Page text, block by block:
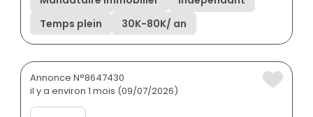
Temps plein
30K-80K/ an
Annonce N°8647430
il y a environ 1 mois (09/07/2026)